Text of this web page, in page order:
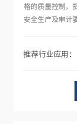
格的质量控制，
安全生产及审计
推荐行业应用：